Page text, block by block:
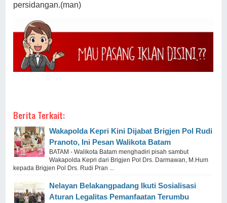
persidangan.(man)
Berita Terkait:
Wakapolda Kepri Kini Dijabat Brigjen Pol Rudi
Pranoto, Ini Pesan Walikota Batam
BATAM - Walikota Batam menghadiri pisah sambut
Wakapolda Kepri dari Brigjen Pol Drs. Darmawan, M.Hum
kepada Brigjen Pol Drs. Rudi Pran ...
Nelayan Belakangpadang Ikuti Sosialisasi
Aturan Legalitas Pemanfaatan Terumbu